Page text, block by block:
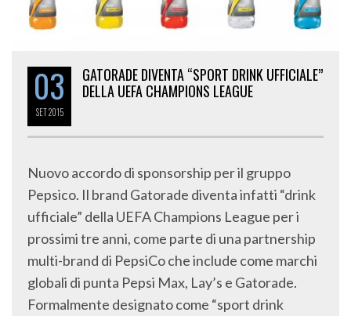
03
SET2015
GATORADE DIVENTA “SPORT DRINK UFFICIALE”
DELLA UEFA CHAMPIONS LEAGUE
Nuovo accordo di sponsorship per il gruppo
Pepsico. Il brand Gatorade diventa infatti “drink
ufficiale” della UEFA Champions League per i
prossimi tre anni, come parte di una partnership
multi-brand di PepsiCo che include come marchi
globali di punta Pepsi Max, Lay’s e Gatorade.
Formalmente designato come “sport drink